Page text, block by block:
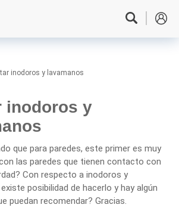
inodoros y lavamanos
inodoros y
que para paredes, este primer es muy
las paredes que tienen contacto con
Con respecto a inodoros y
posibilidad de hacerlo y hay algún
puedan recomendar? Gracias.